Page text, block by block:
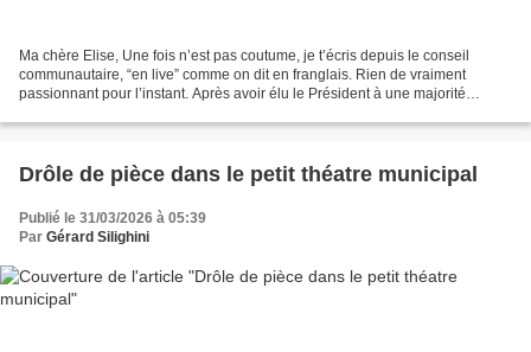
Ma chère Elise, Une fois n’est pas coutume, je t’écris depuis le conseil
communautaire, “en live” comme on dit en franglais. Rien de vraiment
passionnant pour l’instant. Après avoir élu le Président à une majorité
Drôle de pièce dans le petit théatre municipal
Publié le 31/03/2026 à 05:39
Par Gérard Silighini